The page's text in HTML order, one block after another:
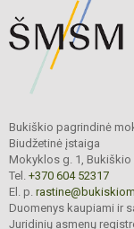
Bukiškio pagrindinė
Biudžetinė įstaiga
Mokyklos g. 1, Bukiškio
Tel. +370 604 52317
El. p.
Duomenys kaupiami ir
Juridinių asmenų